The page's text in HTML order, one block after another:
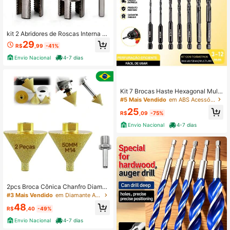
kit 2 Abridores de Roscas Interna e
Externa em Tubos de PVC 1/2 3/4 c
om Encaixe Parafusadeira
R$29 ,99 -41%
Envio Nacional
4-7 dias
2pcs Broca Cônica Chanfro Diaman
te M14 50mm
#3 Mais Vendido em Diamante Acessórios para ferramentas
R$48 ,40 -49%
Envio Nacional
4-7 dias
Kit 7 Brocas Haste Hexagonal Multi
uso para Azulejo Concreto Madeira
#5 Mais Vendido em ABS Acessórios para ferramentas
R$25 ,09 -75%
Envio Nacional
4-7 dias